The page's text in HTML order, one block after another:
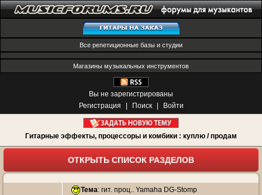
Все репетиционные базы и студии
Магазины музыкальных инструментов
Вы не зарегистрированы
Регистрация
Поиск Войти
Гитарные эффекты, процессоры и комбики : куплю / продам
ОТКРЫТЬ СПИСОК РАЗДЕЛОВ
Тема: гит. проц.. Yamaha DG-Stomp